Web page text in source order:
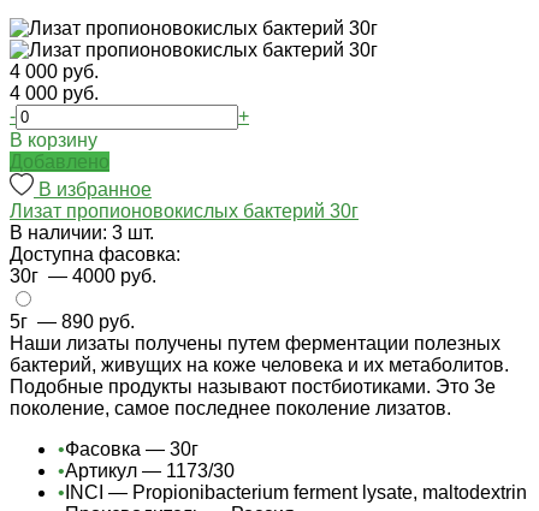
4 000 руб.
4 000 руб.
-
+
В корзину
Добавлено
В избранное
Лизат пропионовокислых бактерий 30г
В наличии: 3 шт.
Доступна фасовка:
30г — 4000 руб.
5г — 890 руб.
Наши лизаты получены путем ферментации полезных
бактерий, живущих на коже человека и их метаболитов.
Подобные продукты называют постбиотиками. Это 3е
поколение, самое последнее поколение лизатов.
•Фасовка — 30г
•Артикул — 1173/30
• INCI — Propionibacterium ferment lysate, maltodextrin